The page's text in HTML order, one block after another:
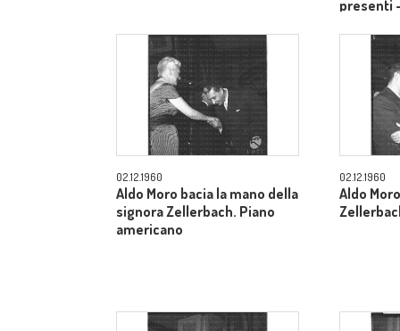
presenti
02.12.1960
Aldo Moro bacia la mano della
signora Zellerbach. Piano
americano
02.12.1960
Aldo